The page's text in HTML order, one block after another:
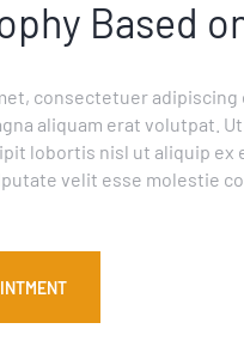
Based
consectetuer
aliquam erat volutpat.
lobortis nisl ut aliquip ex
velit esse molestie